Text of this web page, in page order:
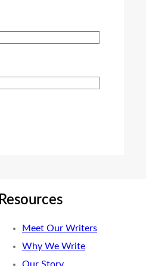
Resources
Meet Our Writers
Why We Write